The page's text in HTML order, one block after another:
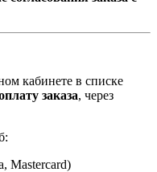
кабинете в списке
заказа, через
Mastercard)